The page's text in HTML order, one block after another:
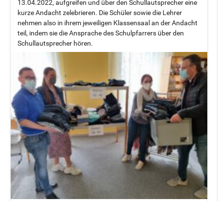
13.04.2022, aufgreifen und über den Schullautsprecher eine
kurze Andacht zelebrieren. Die Schüler sowie die Lehrer
nehmen also in ihrem jeweiligen Klassensaal an der Andacht
teil, indem sie die Ansprache des Schulpfarrers über den
Schullautsprecher hören.